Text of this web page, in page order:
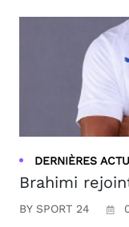
DERNIÈRES
Brahimi
BY SPORT 24